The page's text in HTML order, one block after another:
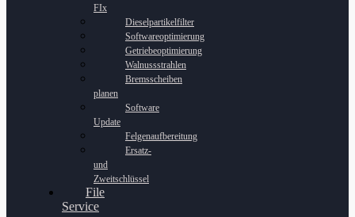
FIx
Dieselpartikelfilter
Softwareoptimierung
Getriebeoptimierung
Walnussstrahlen
Bremsscheiben
planen
Software
Update
Felgenaufbereitung
Ersatz-
und
Zweitschlüssel
File
Service